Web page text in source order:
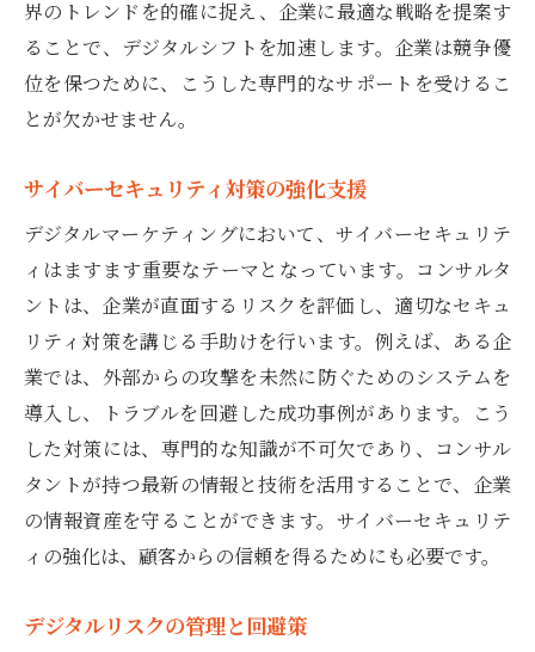
界のトレンドを的確に捉え、企業に最適な戦略を提案す
ることで、デジタルシフトを加速します。企業は競争優
位を保つために、こうした専門的なサポートを受けるこ
とが欠かせません。
サイバーセキュリティ対策の強化支援
デジタルマーケティングにおいて、サイバーセキュリテ
ィはますます重要なテーマとなっています。コンサルタ
ントは、企業が直面するリスクを評価し、適切なセキュ
リティ対策を講じる手助けを行います。例えば、ある企
業では、外部からの攻撃を未然に防ぐためのシステムを
導入し、トラブルを回避した成功事例があります。こう
した対策には、専門的な知識が不可欠であり、コンサル
タントが持つ最新の情報と技術を活用することで、企業
の情報資産を守ることができます。サイバーセキュリテ
ィの強化は、顧客からの信頼を得るためにも必要です。
デジタルリスクの管理と回避策